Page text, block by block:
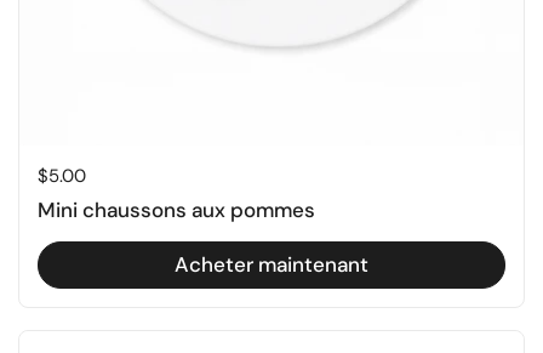
Prix régulier
$5.00
Mini chaussons aux pommes
Acheter maintenant